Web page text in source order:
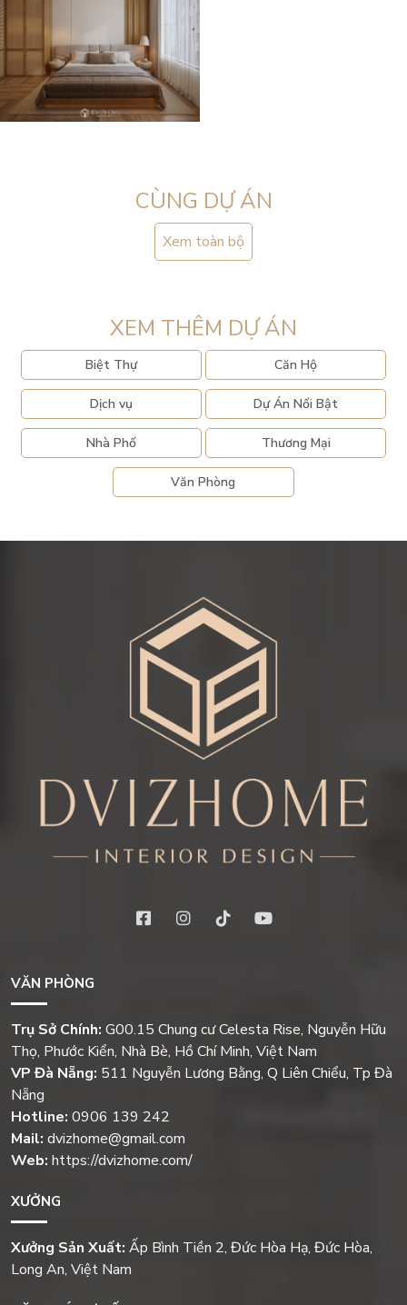
CÙNG DỰ ÁN
Xem toàn bộ
XEM THÊM DỰ ÁN
Biệt Thự Căn Hộ
Dịch vụ Dự Án Nổi Bật
Nhà Phố Thương Mại
Văn Phòng
VĂN PHÒNG
Trụ Sở Chính: G00.15 Chung cư Celesta Rise, Nguyễn Hữu
Thọ, Phước Kiển, Nhà Bè, Hồ Chí Minh, Việt Nam
VP Đà Nẵng: 511 Nguyễn Lương Bằng, Q Liên Chiểu, Tp Đà
Nẵng
Hotline: 0906 139 242
Mail: dvizhome@gmail.com
Web: https://dvizhome.com/
XƯỞNG
Xưởng Sản Xuất: Ấp Bình Tiền 2, Đức Hòa Hạ, Đức Hòa,
Long An, Việt Nam